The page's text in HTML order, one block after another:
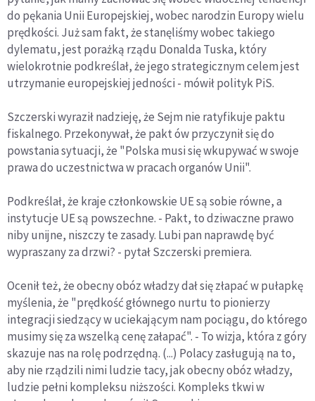
do pękania Unii Europejskiej, wobec narodzin Europy wielu
prędkości. Już sam fakt, że stanęliśmy wobec takiego
dylematu, jest porażką rządu Donalda Tuska, który
wielokrotnie podkreślał, że jego strategicznym celem jest
utrzymanie europejskiej jedności - mówił polityk PiS.
Szczerski wyraził nadzieję, że Sejm nie ratyfikuje paktu
fiskalnego. Przekonywał, że pakt ów przyczynił się do
powstania sytuacji, że "Polska musi się wkupywać w swoje
prawa do uczestnictwa w pracach organów Unii".
Podkreślał, że kraje członkowskie UE są sobie równe, a
instytucje UE są powszechne. - Pakt, to dziwaczne prawo
niby unijne, niszczy te zasady. Lubi pan naprawdę być
wypraszany za drzwi? - pytał Szczerski premiera.
Ocenił też, że obecny obóz władzy dał się złapać w pułapkę
myślenia, że "prędkość głównego nurtu to pionierzy
integracji siedzący w uciekającym nam pociągu, do którego
musimy się za wszelką cenę załapać". - To wizja, która z góry
skazuje nas na rolę podrzędną. (...) Polacy zasługują na to,
aby nie rządzili nimi ludzie tacy, jak obecny obóz władzy,
ludzie pełni kompleksu niższości. Kompleks tkwi w